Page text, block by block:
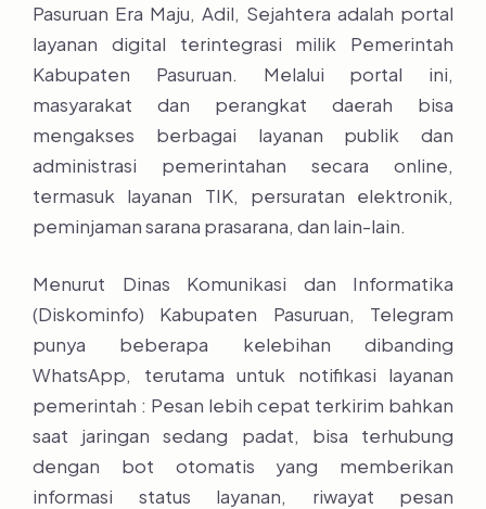
Pasuruan Era Maju, Adil, Sejahtera adalah portal
layanan digital terintegrasi milik Pemerintah
Kabupaten Pasuruan. Melalui portal ini,
masyarakat dan perangkat daerah bisa
mengakses berbagai layanan publik dan
administrasi pemerintahan secara online,
termasuk layanan TIK, persuratan elektronik,
peminjaman sarana prasarana, dan lain-lain.
Menurut Dinas Komunikasi dan Informatika
(Diskominfo) Kabupaten Pasuruan, Telegram
punya beberapa kelebihan dibanding
WhatsApp, terutama untuk notifikasi layanan
pemerintah : Pesan lebih cepat terkirim bahkan
saat jaringan sedang padat, bisa terhubung
dengan bot otomatis yang memberikan
informasi status layanan, riwayat pesan